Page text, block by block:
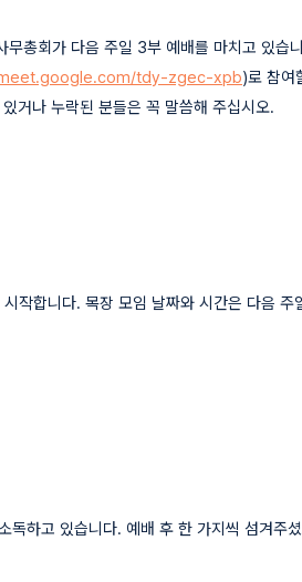
총회가 다음 주일 3부 예배를 마치고 있
tdy-zgec-xpb)로 참여
거나 누락된 분들은 꼭 말씀해 주십시오.
합니다. 목장 모임 날짜와 시간은 다음
하고 있습니다. 예배 후 한 가지씩 섬겨주